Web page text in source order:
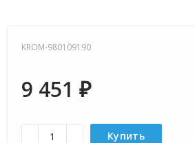
KROM-980109190
9 451 ₽
Купить